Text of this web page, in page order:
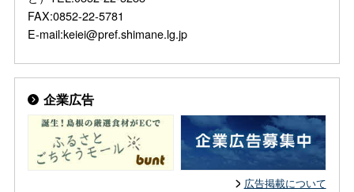
FAX:0852-22-5781
E-mail:keiei@pref.shimane.lg.jp
企業広告
広告掲載について